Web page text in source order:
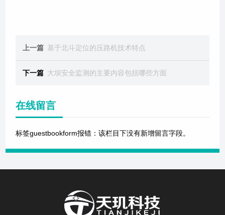
上一篇 基于北斗定位的压路机技术特点
下一篇 大坝安全监测的主要内容包括哪些方面
在线留言
标签guestbookform报错：该栏目下没有新增留言字段。